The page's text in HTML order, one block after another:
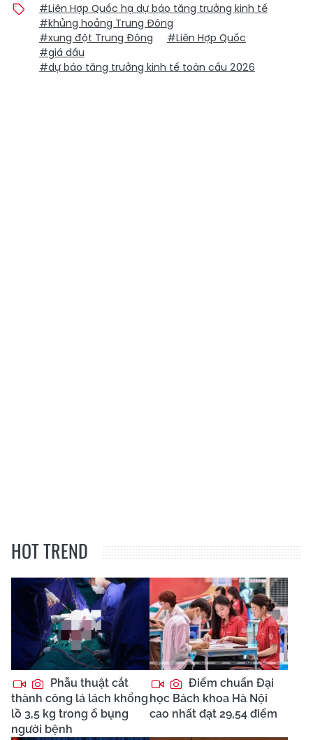
#Liên Hợp Quốc hạ dự báo tăng trưởng kinh tế
#khủng hoảng Trung Đông
#xung đột Trung Đông
#Liên Hợp Quốc
#giá dầu
#dự báo tăng trưởng kinh tế toàn cầu 2026
HOT TREND
Phẫu thuật cắt
thành công lá lách khổng
lồ 3,5 kg trong ổ bụng
người bệnh
Điểm chuẩn Đại
học Bách khoa Hà Nội
cao nhất đạt 29,54 điểm